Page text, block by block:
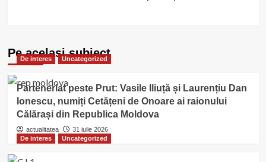
Pe acelasi subiect
De interes Uncategorized
Parteneriat peste Prut: Vasile Iliuță și Laurențiu Dan
Ionescu, numiți Cetățeni de Onoare ai raionului
Călărași din Republica Moldova
actualitatea
31 iulie 2026
De interes
Uncategorized